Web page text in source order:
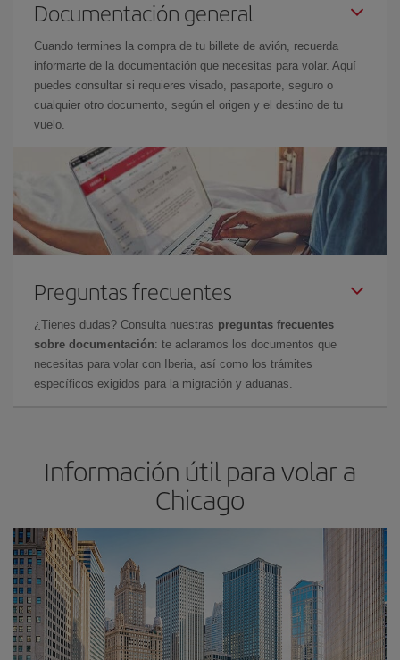
Documentación general
Cuando termines la compra de tu billete de avión, recuerda
informarte de la documentación que necesitas para volar. Aquí
puedes consultar si requieres visado, pasaporte, seguro o
cualquier otro documento, según el origen y el destino de tu
vuelo.
Preguntas frecuentes
¿Tienes dudas? Consulta nuestras preguntas frecuentes
sobre documentación: te aclaramos los documentos que
necesitas para volar con Iberia, así como los trámites
específicos exigidos para la migración y aduanas.
Información útil para volar a
Chicago